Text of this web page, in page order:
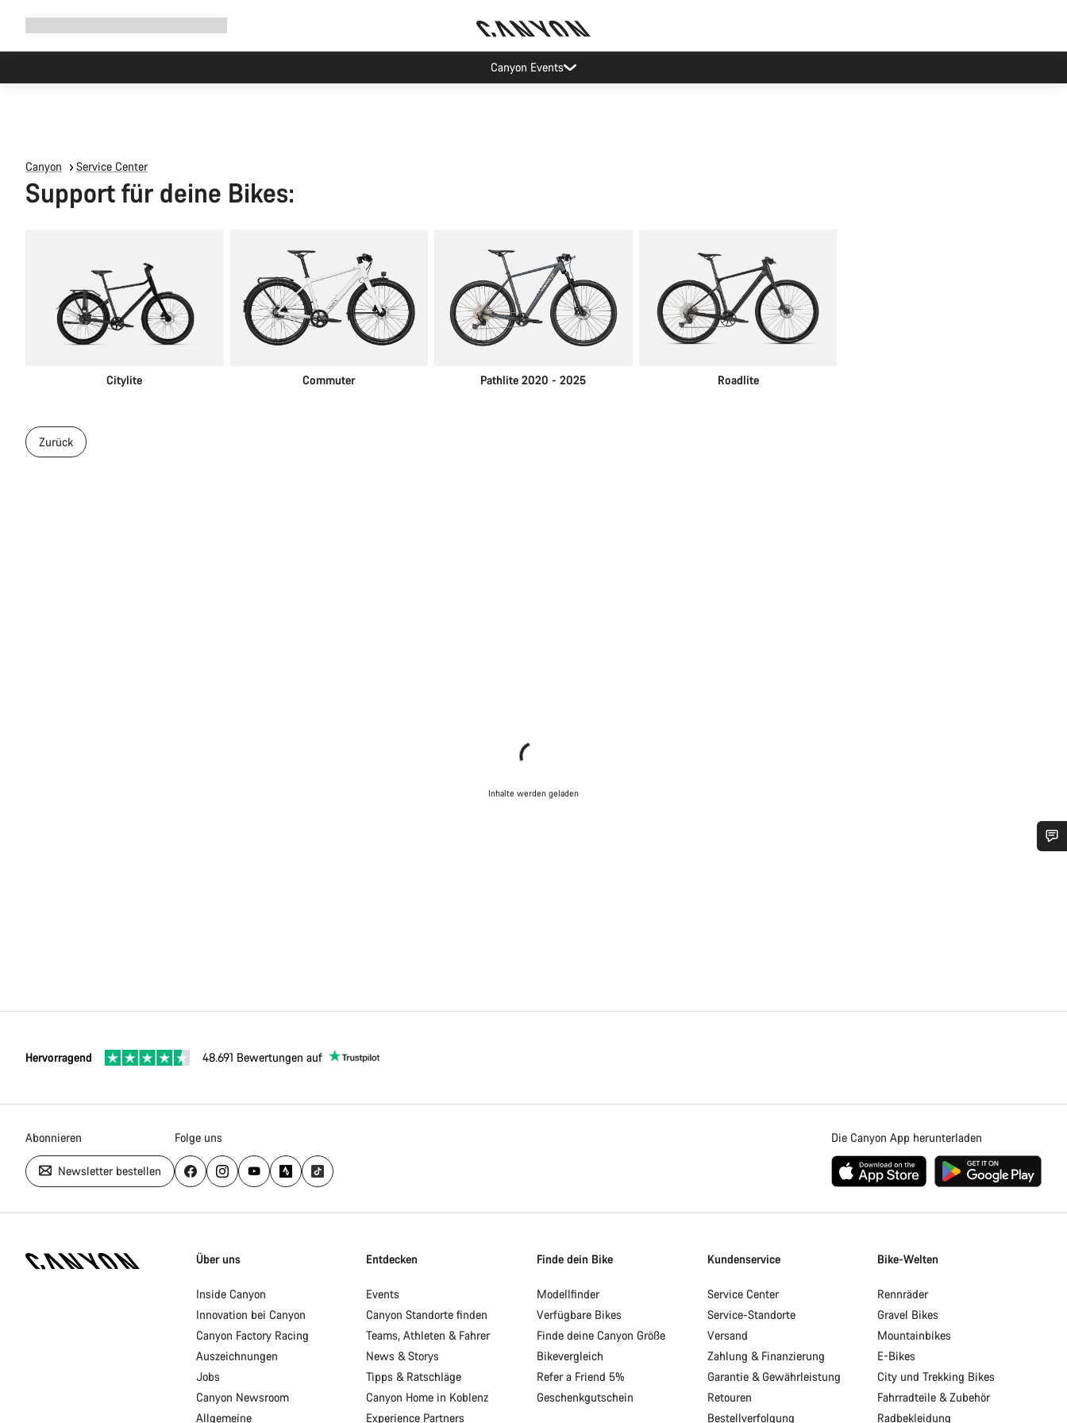
Canyon Events
Canyon Service Center
Support für deine Bikes:
Citylite Commuter Pathlite 2020 - 2025 Roadlite
Zurück
Inhalte werden geladen
Hervorragend 48.691 Bewertungen auf
Abonnieren
Newsletter bestellen
Folge uns Die Canyon App herunterladen
Homepage
Über uns
Inside Canyon
Innovation bei Canyon
Canyon Factory Racing
Auszeichnungen
Jobs
Canyon Newsroom
Allgemeine
Entdecken
Events
Canyon Standorte finden
Teams, Athleten & Fahrer
News & Storys
Tipps & Ratschläge
Canyon Home in Koblenz
Experience Partners
Finde dein Bike
Modellfinder
Verfügbare Bikes
Finde deine Canyon Größe
Bikevergleich
Refer a Friend 5%
Geschenkgutschein
Kundenservice
Service Center
Service-Standorte
Versand
Zahlung & Finanzierung
Garantie & Gewährleistung
Retouren
Bestellverfolgung
Bike-Welten
Rennräder
Gravel Bikes
Mountainbikes
E-Bikes
City und Trekking Bikes
Fahrradteile & Zubehör
Radbekleidung